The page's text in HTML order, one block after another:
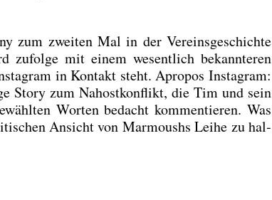
zum zwei­ten Mal in der Ver­eins­ge­schich­te
zufol­ge mit einem wesent­lich bekann­te­ren
in Kon­takt steht. Apro­pos Insta­gram:
Sto­ry zum Nah­ost­kon­flikt, die Tim und sein
Wor­ten bedacht kom­men­tie­ren. Was
Ansicht von Mar­moushs Lei­he zu hal­